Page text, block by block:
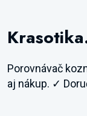
Porovnávač
aj nákup. ✓